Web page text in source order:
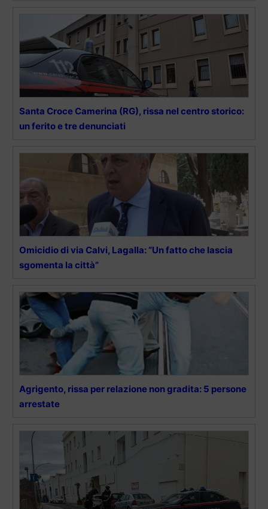
Santa Croce Camerina (RG), rissa nel centro storico:
un ferito e tre denunciati
Omicidio di via Calvi, Lagalla: “Un fatto che lascia
sgomenta la città”
Agrigento, rissa per relazione non gradita: 5 persone
arrestate